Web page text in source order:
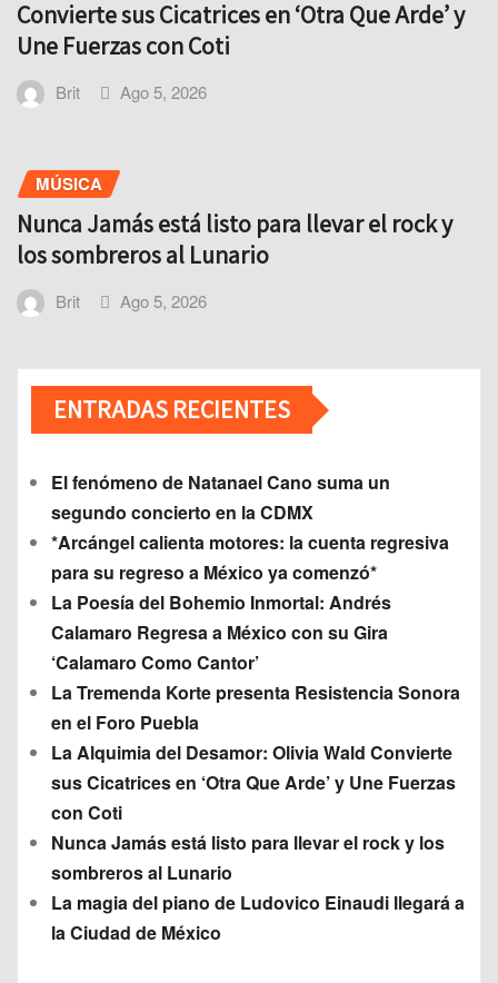
Convierte sus Cicatrices en ‘Otra Que Arde’ y
Une Fuerzas con Coti
Brit Ago 5, 2026
MÚSICA
Nunca Jamás está listo para llevar el rock y
los sombreros al Lunario
Brit Ago 5, 2026
ENTRADAS RECIENTES
El fenómeno de Natanael Cano suma un
segundo concierto en la CDMX
*Arcángel calienta motores: la cuenta regresiva
para su regreso a México ya comenzó*
La Poesía del Bohemio Inmortal: Andrés
Calamaro Regresa a México con su Gira
‘Calamaro Como Cantor’
La Tremenda Korte presenta Resistencia Sonora
en el Foro Puebla
La Alquimia del Desamor: Olivia Wald Convierte
sus Cicatrices en ‘Otra Que Arde’ y Une Fuerzas
con Coti
Nunca Jamás está listo para llevar el rock y los
sombreros al Lunario
La magia del piano de Ludovico Einaudi llegará a
la Ciudad de México